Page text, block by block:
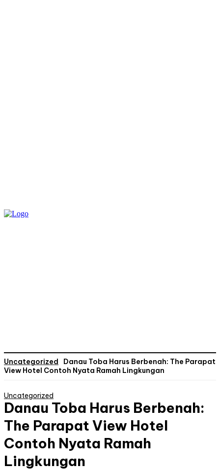
Uncategorized
Danau Toba Harus Berbenah: The Parapat
View Hotel Contoh Nyata Ramah Lingkungan
Uncategorized
Danau Toba Harus Berbenah:
The Parapat View Hotel
Contoh Nyata Ramah
Lingkungan